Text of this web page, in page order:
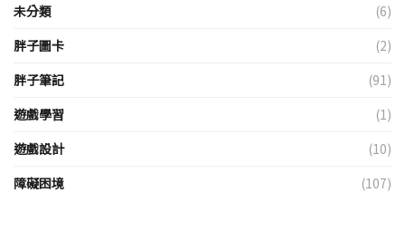
未分類
(6)
胖子圖卡
(2)
胖子筆記
(91)
遊戲學習
(1)
遊戲設計
(10)
障礙困境
(107)